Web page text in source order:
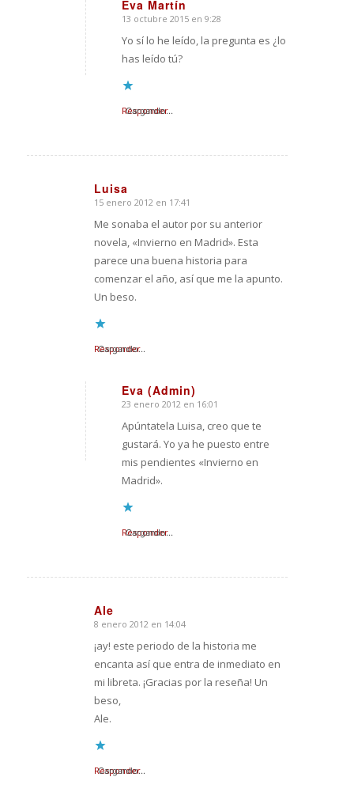
Eva Martín
Dice:
13 octubre 2015 en 9:28
Yo sí lo he leído, la pregunta es ¿lo
has leído tú?
Cargando...
Responder
Luisa
Dice:
15 enero 2012 en 17:41
Me sonaba el autor por su anterior
novela, «Invierno en Madrid». Esta
parece una buena historia para
comenzar el año, así que me la apunto.
Un beso.
Cargando...
Responder
Eva (Admin)
Dice:
23 enero 2012 en 16:01
Apúntatela Luisa, creo que te
gustará. Yo ya he puesto entre
mis pendientes «Invierno en
Madrid».
Cargando...
Responder
Ale
Dice:
8 enero 2012 en 14:04
¡ay! este periodo de la historia me
encanta así que entra de inmediato en
mi libreta. ¡Gracias por la reseña! Un
beso,
Ale.
Cargando...
Responder